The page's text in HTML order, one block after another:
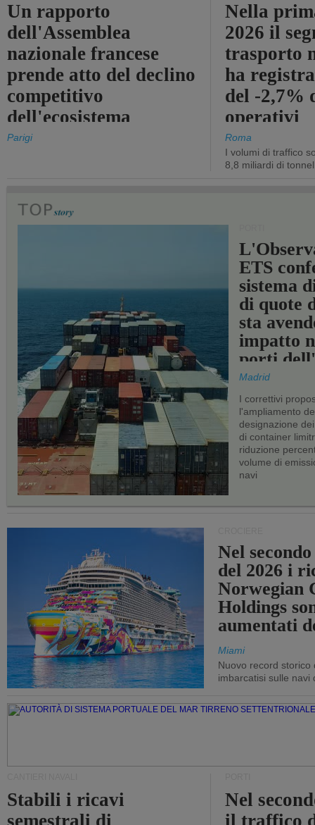
Un rapporto
dell'Assemblea
nazionale francese
prende atto del declino
competitivo
dell'ecosistema
portuale statale
Parigi
Nella
2026 il
trasporto
ha
del -2,7%
operativi
Roma
I volumi di traffico
8,8 miliardi di
ETS
sistema
di quote
sta
impatto
porti
Madrid
I correttivi
l'ampliamento
designazione
di container
riduzione
volume di
navi
Nel
del 2026 i
Norwegian
Holdings
aumentati
Miami
Nuovo record storico
imbarcatisi sulle navi
Stabili i ricavi
semestrali di
Nel
il traffico